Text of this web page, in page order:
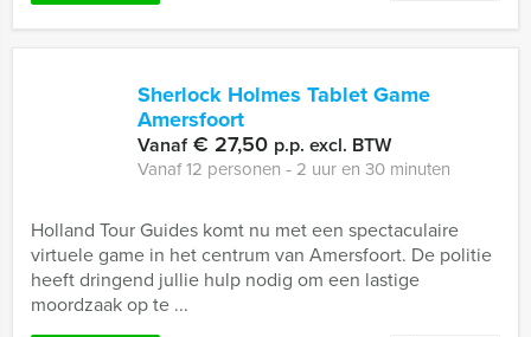
Sherlock Holmes Tablet Game
Amersfoort
Vanaf€ 27,50 p.p. excl. BTW
Vanaf 12 personen ‐ 2 uur en 30 minuten
Holland Tour Guides komt nu met een spectaculaire
virtuele game in het centrum van Amersfoort. De politie
heeft dringend jullie hulp nodig om een lastige
moordzaak op te ...